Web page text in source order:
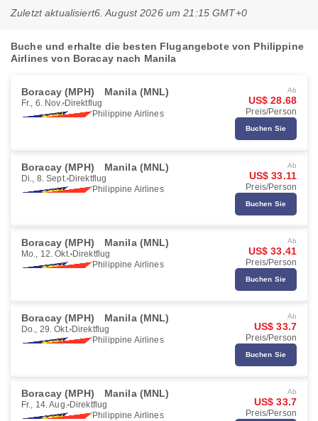
Zuletzt aktualisiert6. August 2026 um 21:15 GMT+0
Buche und erhalte die besten Flugangebote von Philippine
Airlines von Boracay nach Manila
Boracay (MPH) Manila (MNL)
Fr., 6. Nov. Direktflug
Philippine Airlines
Ab
US$ 28.68
Preis/Person
Buchen Sie
Boracay (MPH) Manila (MNL)
Di., 8. Sept. Direktflug
Philippine Airlines
Ab
US$ 33.11
Preis/Person
Buchen Sie
Boracay (MPH) Manila (MNL)
Mo., 12. Okt. Direktflug
Philippine Airlines
Ab
US$ 33.41
Preis/Person
Buchen Sie
Boracay (MPH) Manila (MNL)
Do., 29. Okt. Direktflug
Philippine Airlines
Ab
US$ 33.7
Preis/Person
Buchen Sie
Boracay (MPH) Manila (MNL)
Fr., 14. Aug. Direktflug
Philippine Airlines
Ab
US$ 33.7
Preis/Person